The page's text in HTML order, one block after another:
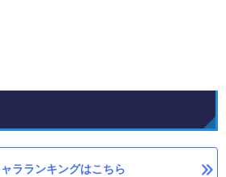
ラランキングはこちら